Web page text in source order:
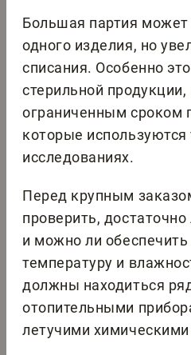
Большая партия может
одного изделия, но
списания. Особенно
стерильной
ограниченным сроком
которые
исследованиях.
Перед крупным
проверить,
и можно ли
температуру и
должны находиться
отопительными
летучими